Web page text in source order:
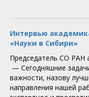
Интервью
«Науки в Сибири»
Председатель СО РАН
— Сегодняшние
важности, назову
направления нашей